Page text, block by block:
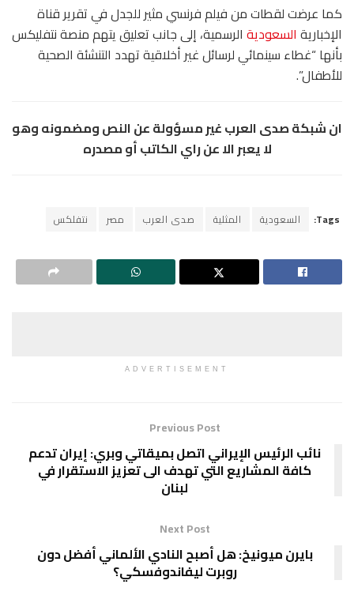
كما عرضت لقطات من فيلم فرنسي مثير للجدل في تقرير قناة
الإخبارية السعودية الرسمية، إلى جانب تعليق يتهم منصة نتفليكس
بأنها “غطاء سينمائي لرسائل غير أخلاقية تهدد التنشئة الصحية
للأطفال”.
ان شبكة صدى العرب غير مسؤولة عن النص ومضمونه وهو
لا يعبر الا عن راي الكاتب أو مصدره
Tags: السعودية المثلية صدى العرب مصر نتفلكس
ADVERTISEMENT
Previous Post
نائب الرئيس الإيراني اتصل بميقاتي وبري: إيران تدعم
كافة المشاريع التي تهدف الى تعزيز الاستقرار في
لبنان
Next Post
بايرن ميونيخ: هل أصبح النادي الألماني أفضل دون
روبرت ليفاندوفسكي؟